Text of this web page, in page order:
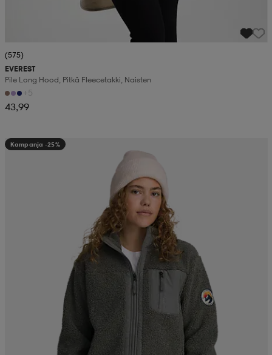
(575)
EVEREST
Pile Long Hood, Pitkä Fleecetakki, Naisten
+5
43,99
Kampanja -25%